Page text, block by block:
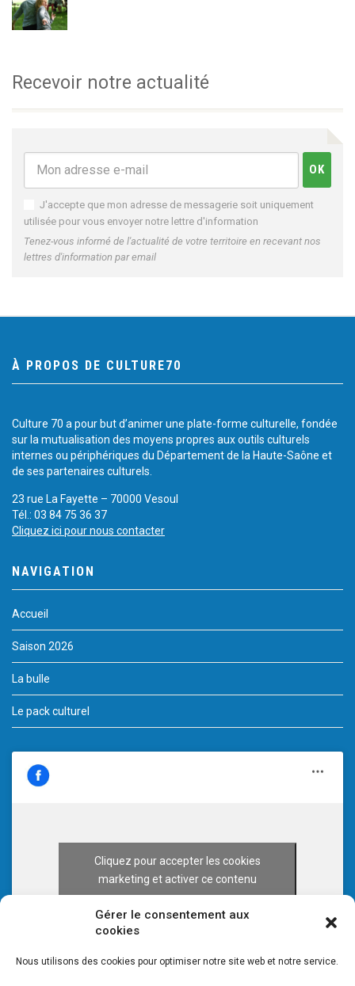
Gérer le consentement aux
cookies
Nous utilisons des cookies pour optimiser notre site web et notre service.
Recevoir notre actualité
J'accepte que mon adresse de messagerie soit uniquement
utilisée pour vous envoyer notre lettre d'information
Tenez-vous informé de l'actualité de votre territoire en recevant nos
lettres d'information par email
À PROPOS DE CULTURE70
Culture 70 a pour but d’animer une plate-forme culturelle, fondée
sur la mutualisation des moyens propres aux outils culturels
internes ou périphériques du Département de la Haute-Saône et
de ses partenaires culturels.
23 rue La Fayette – 70000 Vesoul
Tél.: 03 84 75 36 37
Cliquez ici pour nous contacter
NAVIGATION
Accueil
Saison 2026
La bulle
Le pack culturel
Cliquez pour accepter les cookies
marketing et activer ce contenu